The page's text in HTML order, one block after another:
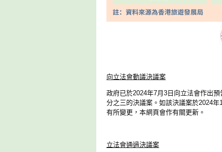
向立法會動議決議案
政府已於2024年7月3日向立法會作出
分之三的決議案。如該決議案於2024
有所變更，本網頁會作有關更新。
立法會通過決議案